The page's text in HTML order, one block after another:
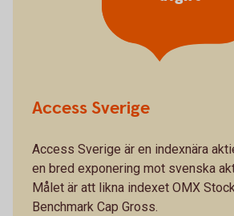
Access Sverige
Access Sverige är en indexnära
en bred exponering mot svenska
Målet är att likna indexet OMX
Benchmark Cap Gross.